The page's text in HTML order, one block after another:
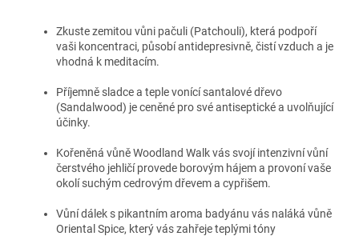
Zkuste zemitou vůni pačuli (Patchouli), která podpoří
vaši koncentraci, působí antidepresivně, čistí vzduch a je
vhodná k meditacím.
Příjemně sladce a teple vonící santalové dřevo
(Sandalwood) je ceněné pro své antiseptické a uvolňující
účinky.
Kořeněná vůně Woodland Walk vás svojí intenzivní vůní
čerstvého jehličí provede borovým hájem a provoní vaše
okolí suchým cedrovým dřevem a cypřišem.
Vůní dálek s pikantním aroma badyánu vás naláká vůně
Oriental Spice, který vás zahřeje teplými tóny